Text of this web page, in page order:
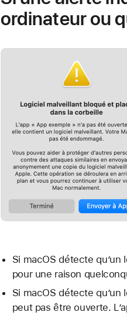
ordinateur ou
Si macOS détecte
pour une raison
Si macOS détecte
peut pas être ouverte.